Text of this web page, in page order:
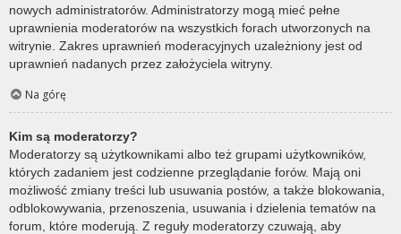
nowych administratorów. Administratorzy mogą mieć pełne
uprawnienia moderatorów na wszystkich forach utworzonych na
witrynie. Zakres uprawnień moderacyjnych uzależniony jest od
uprawnień nadanych przez założyciela witryny.
Na górę
Kim są moderatorzy?
Moderatorzy są użytkownikami albo też grupami użytkowników,
których zadaniem jest codzienne przeglądanie forów. Mają oni
możliwość zmiany treści lub usuwania postów, a także blokowania,
odblokowywania, przenoszenia, usuwania i dzielenia tematów na
forum, które moderują. Z reguły moderatorzy czuwają, aby